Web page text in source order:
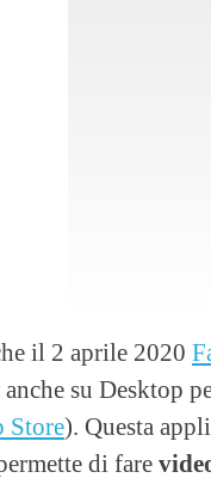
il 2 aprile 2020
su Desktop
Store). Questa
di fare